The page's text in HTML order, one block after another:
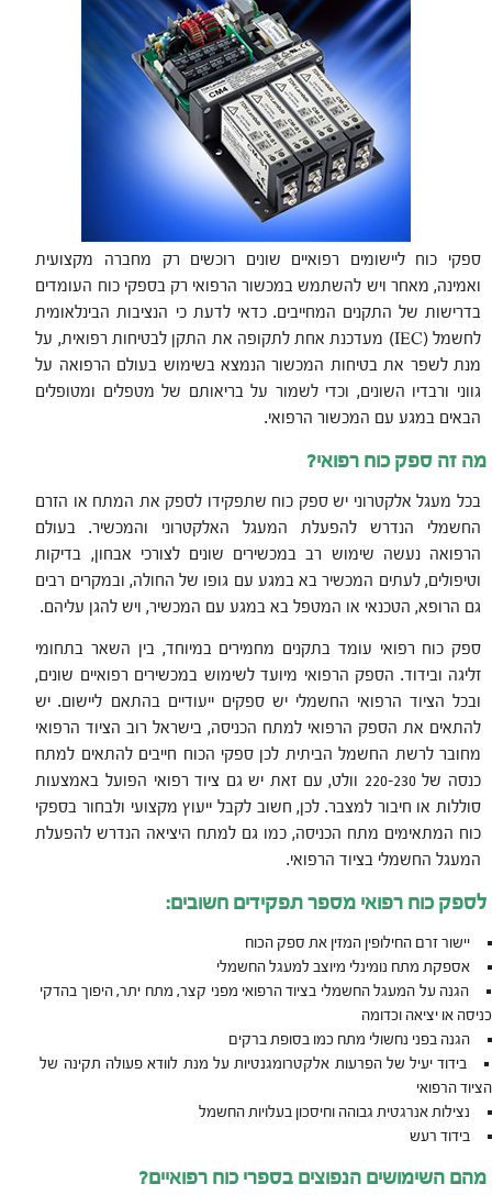
ספקי כוח ליישומים רפואיים שונים רוכשים רק מחברה מקצועית
ואמינה, מאחר ויש להשתמש במכשור הרפואי רק בספקי כוח העומדים
בדרישות של התקנים המחייבים. כדאי לדעת כי הנציבות הבינלאומית
לחשמל (IEC) מעדכנת אחת לתקופה את התקן לבטיחות רפואית, על
מנת לשפר את בטיחות המכשור הנמצא בשימוש בעולם הרפואה על
גווני ורבדיו השונים, וכדי לשמור על בריאותם של מטפלים ומטופלים
הבאים במגע עם המכשור הרפואי.
מה זה ספק כוח רפואי?
בכל מעגל אלקטרוני יש ספק כוח שתפקידו לספק את המתח או הזרם
החשמלי הנדרש להפעלת המעגל האלקטרוני והמכשיר. בעולם
הרפואה נעשה שימוש רב במכשירים שונים לצורכי אבחון, בדיקות
וטיפולים, לעתים המכשיר בא במגע עם גופו של החולה, ובמקרים רבים
גם הרופא, הטכנאי או המטפל בא במגע עם המכשיר, ויש להגן עליהם.
ספק כוח רפואי עומד בתקנים מחמירים במיוחד, בין השאר בתחומי
זליגה ובידוד. הספק הרפואי מיועד לשימוש במכשירים רפואיים שונים,
ובכל הציוד הרפואי החשמלי יש ספקים ייעודיים בהתאם ליישום. יש
להתאים את הספק הרפואי למתח הכניסה, בישראל רוב הציוד הרפואי
מחובר לרשת החשמל הביתית לכן ספקי הכוח חייבים להתאים למתח
כנסה של 220-230 וולט, עם זאת יש גם ציוד רפואי הפועל באמצעות
סוללות או חיבור למצבר. לכן, חשוב לקבל ייעוץ מקצועי ולבחור בספקי
כוח המתאימים מתח הכניסה, כמו גם למתח היציאה הנדרש להפעלת
המעגל החשמלי בציוד הרפואי.
לספק כוח רפואי מספר תפקידים חשובים:
יישור זרם החילופין המזין את ספק הכוח
אספקת מתח נומינלי מיוצב למעגל החשמלי
הגנה על המעגל החשמלי בציוד הרפואי מפני קצר, מתח יתר, היפוך בהדקי
כניסה או יציאה וכדומה
הגנה בפני נחשולי מתח כמו בסופת ברקים
בידוד יעיל של הפרעות אלקטרומגנטיות על מנת לוודא פעולה תקינה של
הציוד הרפואי
נצילות אנרגטית גבוהה וחיסכון בעלויות החשמל
בידוד רעש
מהם השימושים הנפוצים בספרי כוח רפואיים?